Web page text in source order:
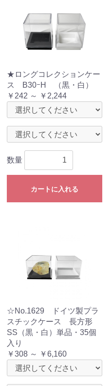
★ロングコレクションケー
ス B30ｰH （黒・白）
￥242 ～ ￥2,244
数量
カートに入れる
☆No.1629 ドイツ製プラ
スチックケース 長方形
SS（黒・白）単品・35個
入り
￥308 ～ ￥6,160